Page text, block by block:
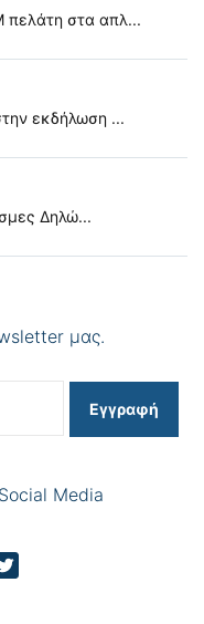
στα απλ...
εκδήλωση ...
Δηλώ...
μας.
Εγγραφή
Media